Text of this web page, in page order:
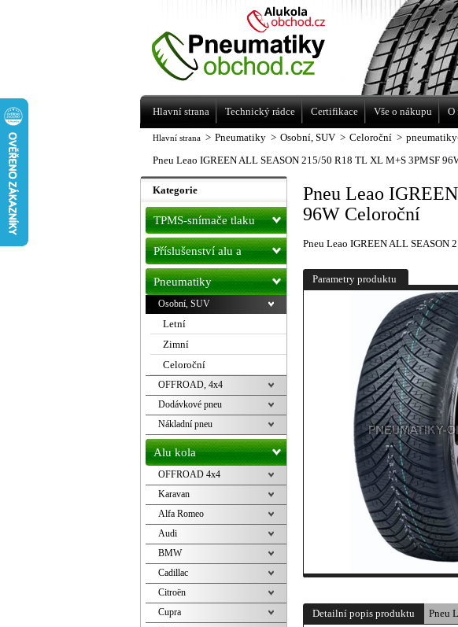
Hlavní strana > Pneumatiky > Osobní, SUV > Celoroční >
Pneu Leao IGREEN ALL SEASON 215/50 R18 TL XL M+S 3PMSF
Pneu Leao
96W Celoroční
Pneu Leao IGREEN ALL SEASON
Parametry produktu
Detailní popis produktu Pneu
Kategorie
TPMS-snímače tlaku
Příslušenství alu a
pneu
Pneumatiky
Osobní, SUV
Letní
Zimní
Celoroční
OFFROAD, 4x4
Dodávkové pneu
Nákladní pneu
Alu kola
OFFROAD 4x4
Karavan
Alfa Romeo
Audi
BMW
Cadillac
Citroën
Cupra
Levné pneumatiky letní, zimní, Alu kola
a litá kola Racing Line
Hlavní strana Technický rádce Certifikace Vše o nákupu O